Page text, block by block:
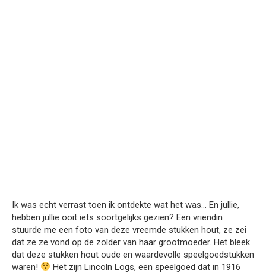
Ik was echt verrast toen ik ontdekte wat het was… En jullie,
hebben jullie ooit iets soortgelijks gezien? Een vriendin
stuurde me een foto van deze vreemde stukken hout, ze zei
dat ze ze vond op de zolder van haar grootmoeder. Het bleek
dat deze stukken hout oude en waardevolle speelgoedstukken
waren!
Het zijn Lincoln Logs, een speelgoed dat in 1916